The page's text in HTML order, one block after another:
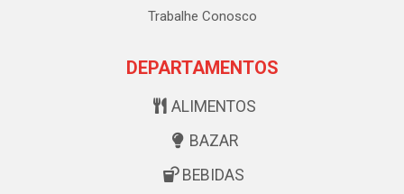
Trabalhe Conosco
DEPARTAMENTOS
ALIMENTOS
BAZAR
BEBIDAS